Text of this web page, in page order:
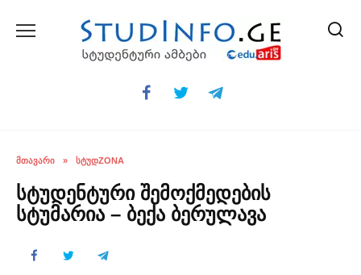
ᲛᲗᲐᲕᲐᲠᲘ » ᲡᲢᲣᲓZONA
სტუდენტური შემოქმედების
სტუმარია – ბექა ბერულავა